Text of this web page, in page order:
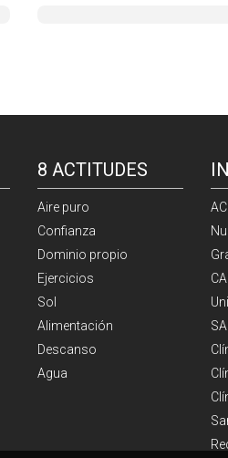
8 ACTITUDES
Aire puro
Confianza
Dominio propio
Ejercicios
Sol
Alimentación
Descanso
Agua